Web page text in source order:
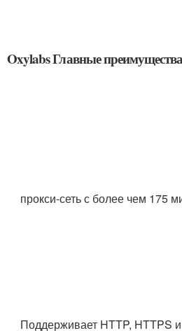
Oxylabs Главные
прокси-сеть с более чем 175
Поддерживает HTTP, HTTPS